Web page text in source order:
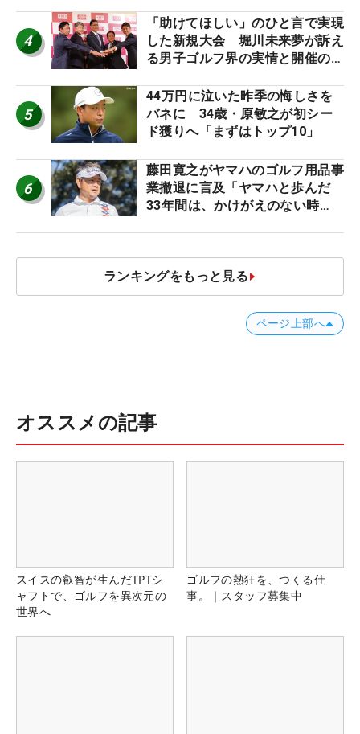
4
「助けてほしい」のひと言で実現
した新規大会 堀川未来夢が訴え
る男子ゴルフ界の実情と開催の舞
5
44万円に泣いた昨季の悔しさを
バネに 34歳・原敏之が初シー
ド獲りへ「まずはトップ10」
6
藤田寛之がヤマハのゴルフ用品事
業撤退に言及「ヤマハと歩んだ
33年間は、かけがえのない時
ランキングをもっと見る
ページ上部へ
オススメの記事
スイスの叡智が生んだTPTシ
ャフトで、ゴルフを異次元の
世界へ
ゴルフの熱狂を、つくる仕
事。｜スタッフ募集中